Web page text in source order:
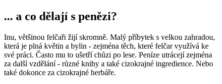
... a co dělají s penězi?
Inu, většinou felčaři žijí skromně. Malý příbytek s velkou zahradou,
která je plná květin a bylin - zejména těch, které felčar využívá ke
své práci. Často mu to ušetří chůzi po lese. Peníze utrácejí zejména
za další vzdělání - různé knihy a také cizokrajné ingredience. Nebo
také dokonce za cizokrajné herbáře.